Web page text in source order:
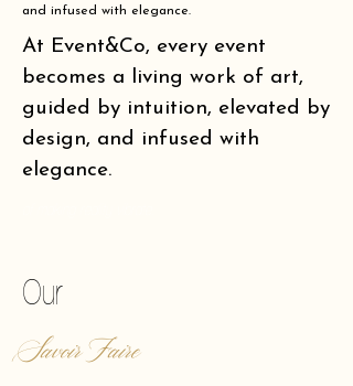
and infused with elegance.
At Event&Co, every event
becomes a living work of art,
guided by intuition, elevated by
design, and infused with
elegance.
Our
Savoir Faire